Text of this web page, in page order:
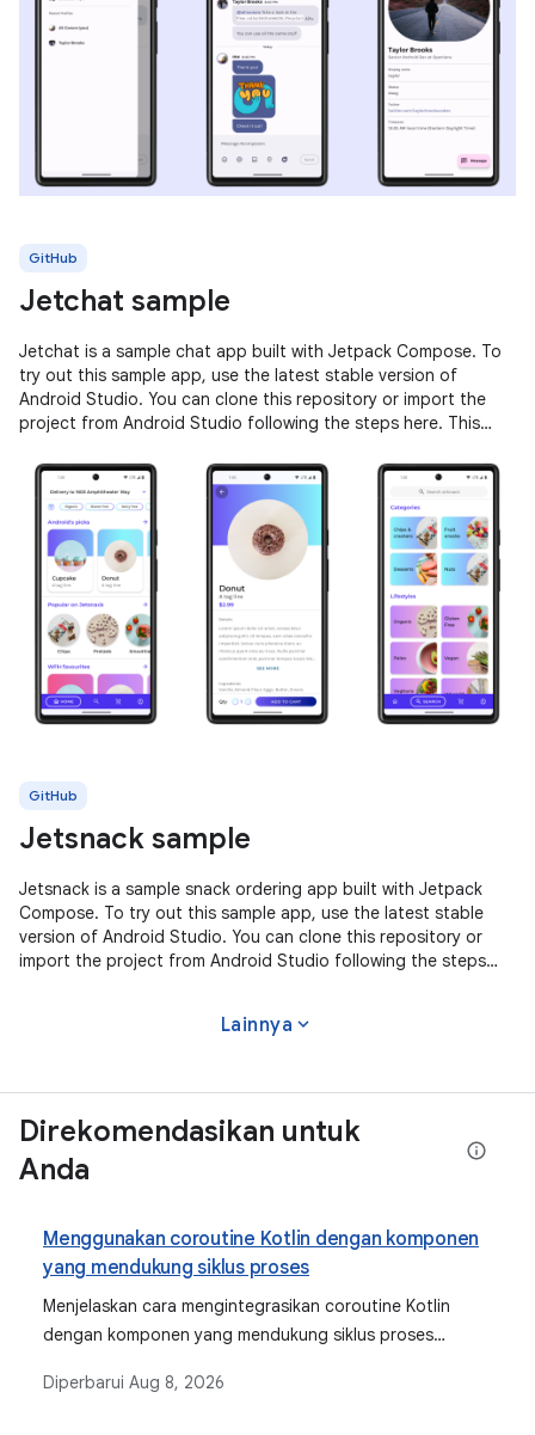
GitHub
Jetchat sample
Jetchat is a sample chat app built with Jetpack Compose. To
try out this sample app, use the latest stable version of
Android Studio. You can clone this repository or import the
project from Android Studio following the steps here. This
GitHub
Jetsnack sample
Jetsnack is a sample snack ordering app built with Jetpack
Compose. To try out this sample app, use the latest stable
version of Android Studio. You can clone this repository or
import the project from Android Studio following the steps
Lainnya expand_more
Direkomendasikan untuk
Anda
Menggunakan coroutine Kotlin dengan komponen
yang mendukung siklus proses
Menjelaskan cara mengintegrasikan coroutine Kotlin
dengan komponen yang mendukung siklus proses
ViewModelScope dan cakupan terikat Komposisi.
Diperbarui Aug 8, 2026